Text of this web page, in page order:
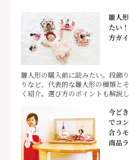
雛人
たい
方ガ
雛人形の購入前に読みたい。段飾
りなど、代表的な雛人形の種類と
く紹介。選び方のポイントも解説
今ど
でコ
合う
商品